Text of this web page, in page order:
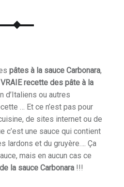
pâtes à la sauce Carbonara,
VRAIE recette des pâte à la
d’Italiens ou autres
… Et ce n’est pas pour
de sites internet ou de
c’est une sauce qui contient
lardons et du gruyère…. Ça
mais en aucun cas ce
la sauce Carbonara!!!